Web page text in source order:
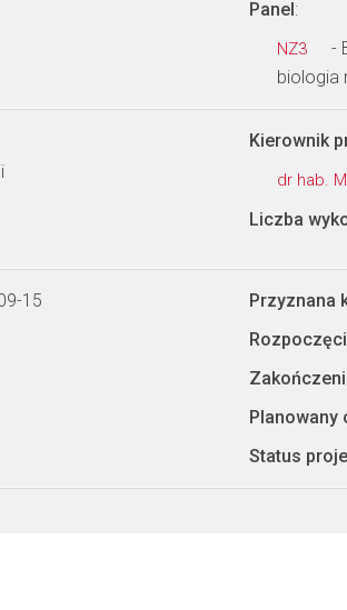
Panel:
NZ3
-
biologia
Kierownik
dr hab.
Liczba
15 Przyznana
Planowany
Status